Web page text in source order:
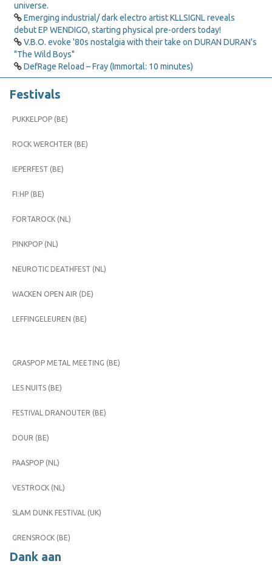
universe.
Emerging industrial/ dark electro artist KLLSIGNL reveals
debut EP WENDIGO, starting physical pre-orders today!
V.B.O. evoke '80s nostalgia with their take on DURAN DURAN's
"The Wild Boys"
DefRage Reload – Fray (Immortal: 10 minutes)
Festivals
PUKKELPOP (BE)
ROCK WERCHTER (BE)
IEPERFEST (BE)
FI:HP (BE)
FORTAROCK (NL)
PINKPOP (NL)
NEUROTIC DEATHFEST (NL)
WACKEN OPEN AIR (DE)
LEFFINGELEUREN (BE)
GRASPOP METAL MEETING (BE)
LES NUITS (BE)
FESTIVAL DRANOUTER (BE)
DOUR (BE)
PAASPOP (NL)
VESTROCK (NL)
SLAM DUNK FESTIVAL (UK)
GRENSROCK (BE)
Dank aan